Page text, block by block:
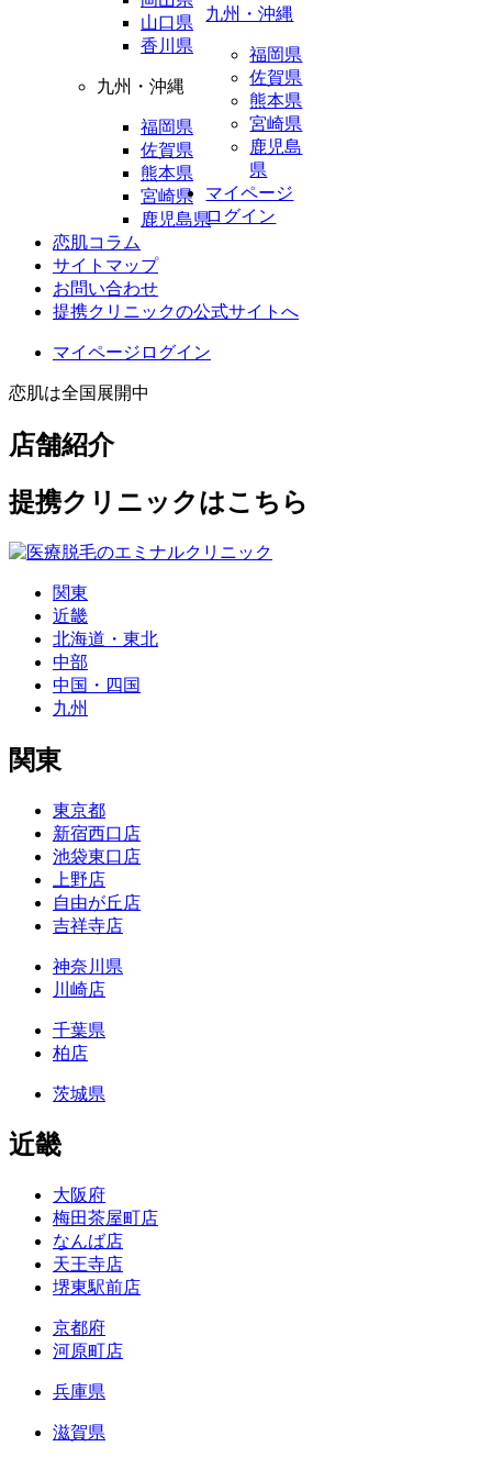
九州・沖縄
福岡県
佐賀県
熊本県
宮崎県
鹿児島
県
マイページ
ログイン
山口県
香川県
九州・沖縄
福岡県
佐賀県
熊本県
宮崎県
鹿児島県
恋肌コラム
サイトマップ
お問い合わせ
提携クリニックの公式サイトへ
マイページログイン
恋肌は全国展開中
店舗紹介
提携クリニックはこちら
関東
近畿
北海道・東北
中部
中国・四国
九州
関東
東京都
新宿西口店
池袋東口店
上野店
自由が丘店
吉祥寺店
神奈川県
川崎店
千葉県
柏店
茨城県
近畿
大阪府
梅田茶屋町店
なんば店
天王寺店
堺東駅前店
京都府
河原町店
兵庫県
滋賀県